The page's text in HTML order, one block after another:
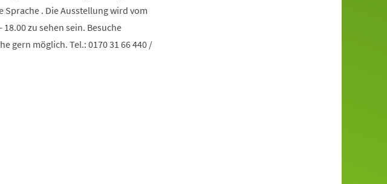
. Die Ausstellung wird vom
zu sehen sein. Besuche
gern möglich. Tel.: 0170 31 66 440 /